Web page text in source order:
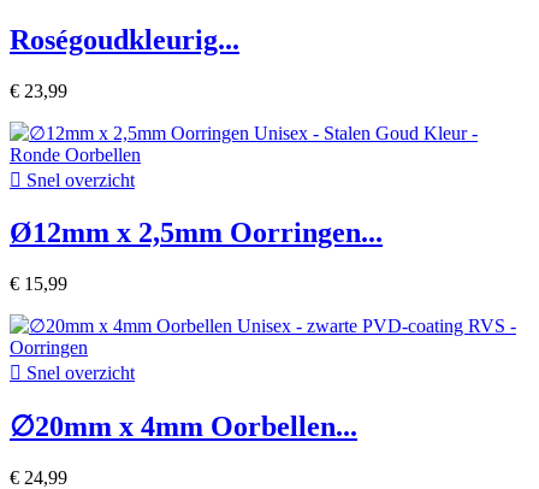
Roségoudkleurig...
€ 23,99
 Snel overzicht
Ø12mm x 2,5mm Oorringen...
€ 15,99
 Snel overzicht
∅20mm x 4mm Oorbellen...
€ 24,99